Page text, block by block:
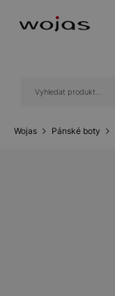
Wojas Pánské boty